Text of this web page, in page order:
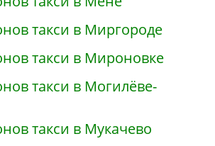
такси в Миргороде
такси в Мироновке
такси в Могилёве-
такси в Мукачево